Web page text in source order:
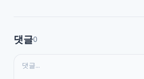
댓글0